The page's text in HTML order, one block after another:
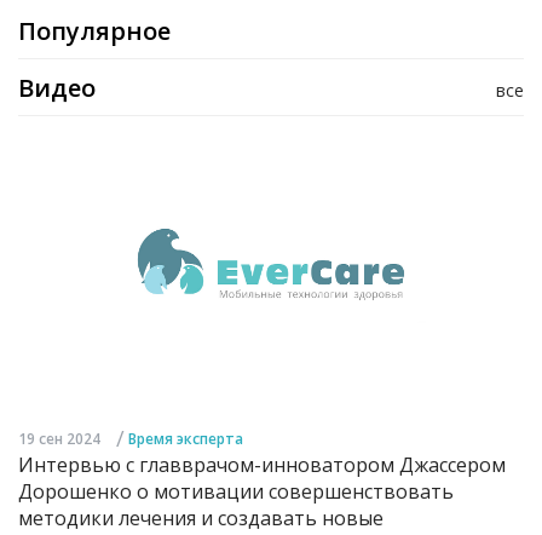
Популярное
все
Видео
19 сен 2024 / Время эксперта
Интервью с главврачом-инноватором Джассером
Дорошенко о мотивации совершенствовать
методики лечения и создавать новые